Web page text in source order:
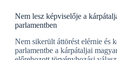
Nem lesz képviselője a
parlamentben
Nem sikerült áttörést elérnie és
parlamentbe a kárpátaljai